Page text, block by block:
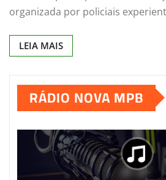
organizada por policiais
LEIA MAIS
RÁDIO NOVA MPB